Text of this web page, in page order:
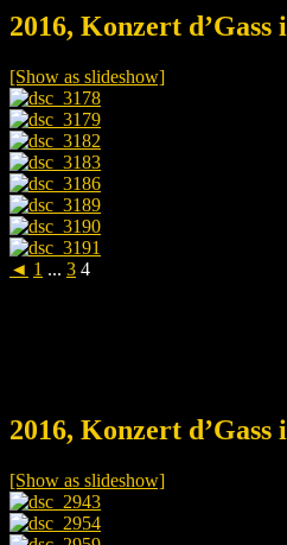
2016, Konzert d’Gass
[Show as slideshow]
◄ 1 ... 3 4
2016, Konzert d’Gass
[Show as slideshow]